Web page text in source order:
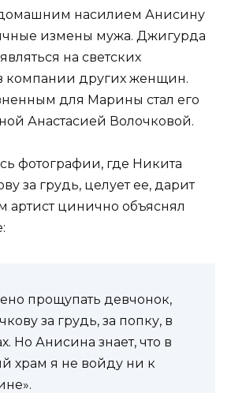
насилием Анисину
измены мужа. Джигурда
на светских
компании других женщин.
для Марины стал его
Анастасией Волочковой.
фотографии, где Никита
за грудь, целует ее, дарит
артист цинично объяснял
прощупать девчонок,
за грудь, за попку, в
Но Анисина знает, что в
храм я не войду ни к